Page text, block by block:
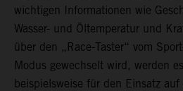
wichtigen Informationen wie
Wasser- und Öltemperatur und
über den „Race-Taster“ vom
Modus gewechselt wird, werden
beispielsweise für den Einsatz auf